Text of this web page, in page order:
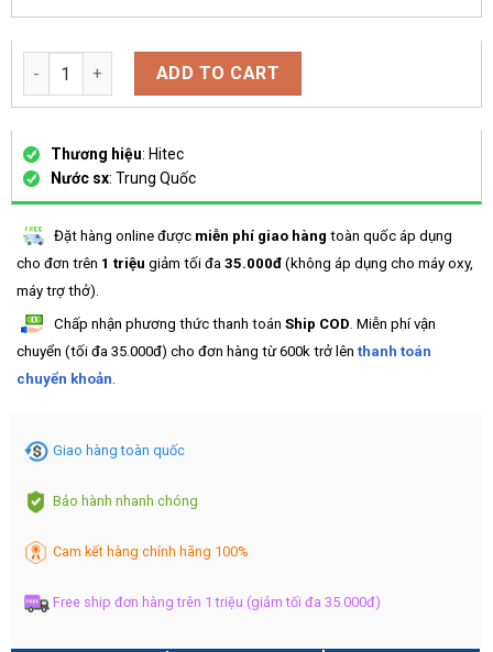
Bình dẫn lưu vết thương áp lực SW-400, dung tích 400ml
ADD TO CART
Thương hiệu: Hitec
Nước sx: Trung Quốc
Đặt hàng online được miễn phí giao hàng toàn quốc áp dụng
cho đơn trên 1 triệu giảm tối đa35.000đ (không áp dụng cho máy oxy,
máy trợ thở).
Chấp nhận phương thức thanh toán Ship COD. Miễn phí vận
chuyển (tối đa 35.000đ) cho đơn hàng từ 600k trở lên thanh toán
chuyển khoản.
Giao hàng toàn quốc
Bảo hành nhanh chóng
Cam kết hàng chính hãng 100%
Free ship đơn hàng trên 1 triệu (giảm tối đa 35.000đ)